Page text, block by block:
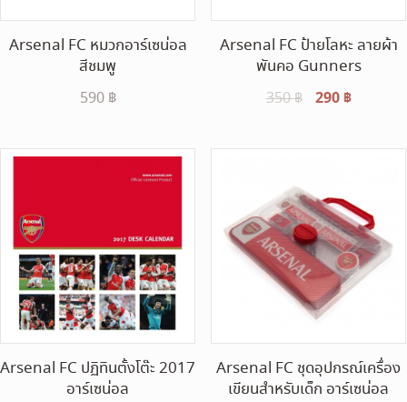
Arsenal FC หมวกอาร์เซน่อล
สีชมพู
590 ฿
Arsenal FC ป้ายโลหะ ลายผ้า
พันคอ Gunners
350฿
Original
was:
290 ฿Current
is:
Arsenal FC ปฏิทินตั้งโต๊ะ 2017
อาร์เซน่อล
Arsenal FC ชุดอุปกรณ์เครื่อง
เขียนสำหรับเด็ก อาร์เซน่อล